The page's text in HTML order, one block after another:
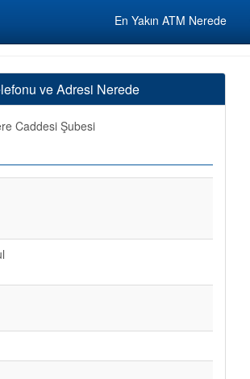
En Yakın ATM Nerede
ve Adresi Nerede
Caddesi Şubesi